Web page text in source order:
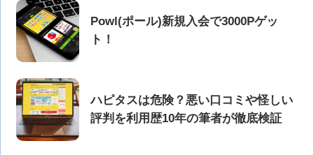
Powl(ポール)新規入会で3000Pゲッ
ト！
ハピタスは危険？悪い口コミや怪しい
評判を利用歴10年の筆者が徹底検証